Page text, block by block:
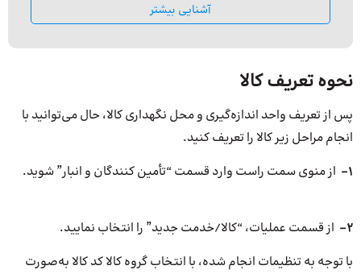
آشنایی بیشتر
نحوه تعریف کالا
پس از تعریف واحد اندازه‌گیری و محل نگهداری کالا، حال می‌توانید با
انجام مراحل زیر کالا را تعریف کنید.
1-
از منوی سمت راست وارد قسمت “تأمین کنندگان و انبار” شوید.
2-
از قسمت عملیات، “کالا/خدمت جدید” را انتخاب نمایید.
با توجه به تنظیمات انجام شده، با انتخاب گروه کالا کد کالا به­‌صورت